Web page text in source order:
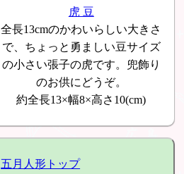
虎 豆
全長13cmのかわいらしい大きさ
で、ちょっと勇ましい豆サイズ
の小さい張子の虎です。兜飾り
のお供にどうぞ。
約全長13×幅8×高さ10(cm)
五月人形トップ